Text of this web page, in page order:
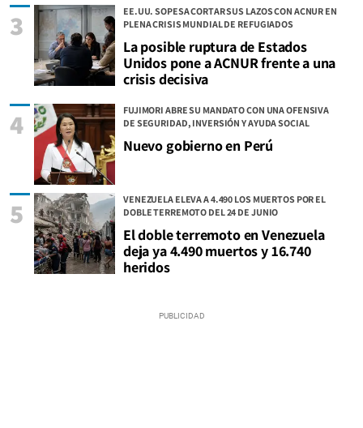
EE.UU. SOPESA CORTAR SUS LAZOS CON ACNUR EN
PLENA CRISIS MUNDIAL DE REFUGIADOS
La posible ruptura de Estados
Unidos pone a ACNUR frente a una
crisis decisiva
3
FUJIMORI ABRE SU MANDATO CON UNA OFENSIVA
DE SEGURIDAD, INVERSIÓN Y AYUDA SOCIAL
Nuevo gobierno en Perú
4
VENEZUELA ELEVA A 4.490 LOS MUERTOS POR EL
DOBLE TERREMOTO DEL 24 DE JUNIO
El doble terremoto en Venezuela
deja ya 4.490 muertos y 16.740
heridos
5